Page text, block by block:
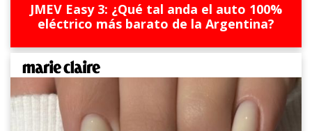
JMEV Easy 3: ¿Qué tal anda el auto 100%
eléctrico más barato de la Argentina?